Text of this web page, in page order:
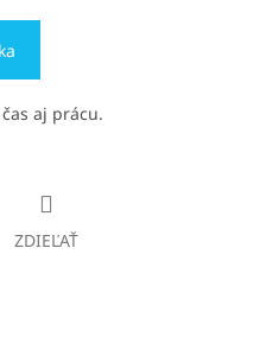
aj prácu.
ZDIEĽAŤ